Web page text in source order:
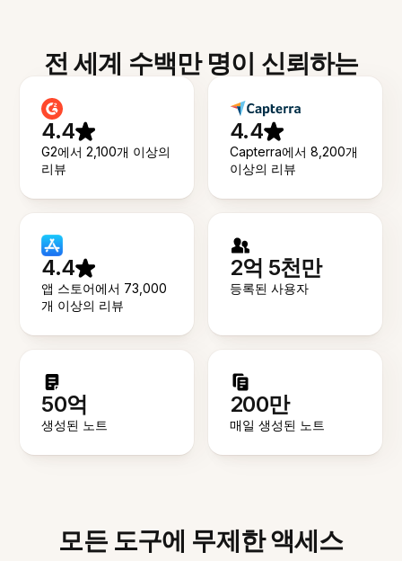
전 세계 수백만 명이 신뢰하는
4.4
G2에서 2,100개 이상의
리뷰
4.4
Capterra에서 8,200개
이상의 리뷰
4.4
앱 스토어에서 73,000
개 이상의 리뷰
2억 5천만
등록된 사용자
50억
생성된 노트
200만
매일 생성된 노트
모든 도구에 무제한 액세스